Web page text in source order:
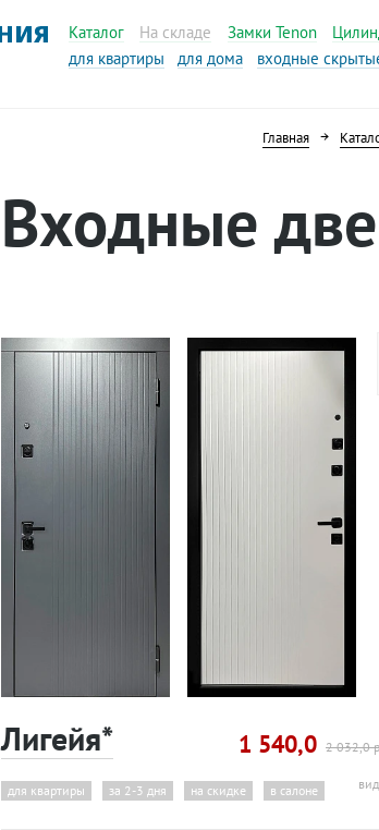
Каталог На складе Замки Tenon
для квартиры
для дома входные
Главная
Входные
Лигейя* 1 540,0 2 032,0
для квартиры за 2-3 дня на скидке в салоне